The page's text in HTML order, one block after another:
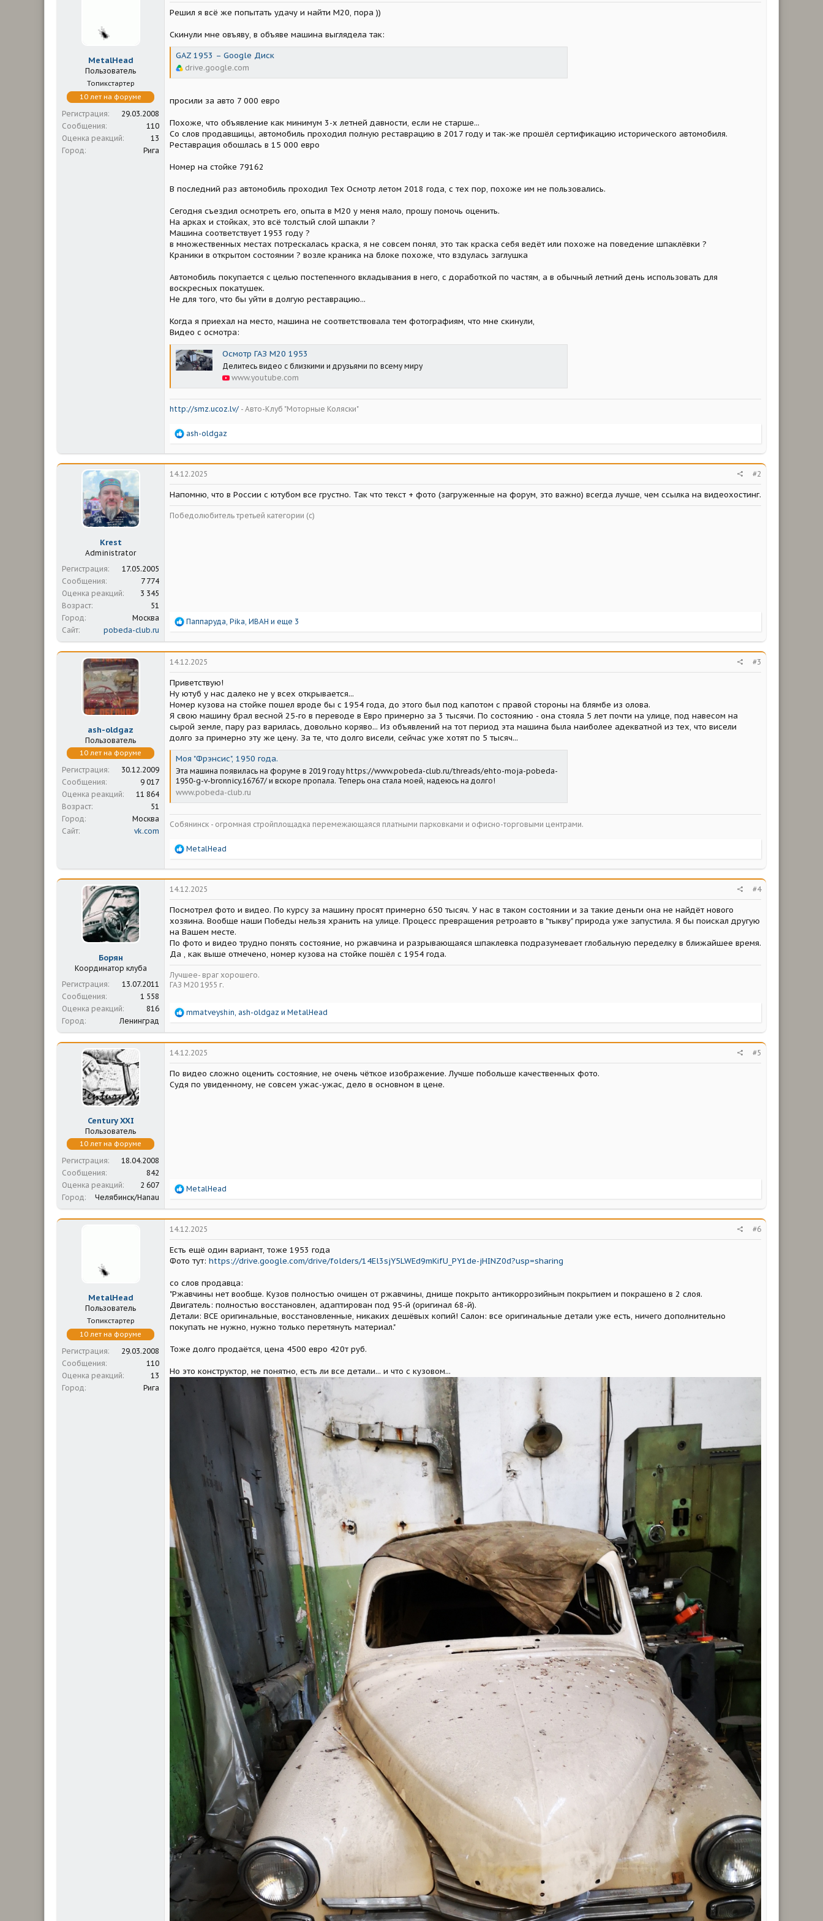
MetalHead
Пользователь
Топикстартер
10 лет на форуме
Регистрация
29.03.2008
Сообщения
110
Оценка реакций
13
Город
Рига
Решил я всё же попытать удачу и найти М20, пора ))
Скинули мне овъяву, в объяве машина выглядела так:
GAZ 1953 – Google Диск
drive.google.com
просили за авто 7 000 евро
Похоже, что объявление как минимум 3-х летней давности, если не старше...
Со слов продавщицы, автомобиль проходил полную реставрацию в 2017 году и так-же прошёл сертификацию исторического автомобиля.
Реставрация обошлась в 15 000 евро
Номер на стойке 79162
В последний раз автомобиль проходил Тех Осмотр летом 2018 года, с тех пор, похоже им не пользовались.
Сегодня съездил осмотреть его, опыта в М20 у меня мало, прошу помочь оценить.
На арках и стойках, это всё толстый слой шпакли ?
Машина соответствует 1953 году ?
в множественных местах потрескалась краска, я не совсем понял, это так краска себя ведёт или похоже на поведение шпаклёвки ?
Краники в открытом состоянии ? возле краника на блоке похоже, что вздулась заглушка
Автомобиль покупается с целью постепенного вкладывания в него, с доработкой по частям, а в обычный летний день использовать для
воскресных покатушек.
Не для того, что бы уйти в долгую реставрацию...
Когда я приехал на место, машина не соответствовала тем фотографиям, что мне скинули,
Видео с осмотра:
Осмотр ГАЗ М20 1953
Делитесь видео с близкими и друзьями по всему миру
www.youtube.com
http://smz.ucoz.lv/ - Авто-Клуб "Моторные Коляски"
Р
а
к
ц
и
и
ash-oldgaz
Krest
Administrator
Регистрация
17.05.2005
Сообщения
7 774
Оценка реакций
3 345
Возраст
51
Город
Москва
Сайт
pobeda-club.ru
14.12.2025 #2
Напомню, что в России с ютубом все грустно. Так что текст + фото (загруженные на форум, это важно) всегда лучше, чем ссылка на видеохостинг.
Победолюбитель третьей категории (с)
Р
а
к
ц
и
Паппаруда Pika ИВАН и еще 3
ash-oldgaz
Пользователь
10 лет на форуме
Регистрация
30.12.2009
Сообщения
9 017
Оценка реакций
11 864
Возраст
51
Город
Москва
Сайт
vk.com
14.12.2025 #3
Приветствую!
Ну ютуб у нас далеко не у всех открывается...
Номер кузова на стойке пошел вроде бы с 1954 года, до этого был под капотом с правой стороны на блямбе из олова.
Я свою машину брал весной 25-го в переводе в Евро примерно за 3 тысячи. По состоянию - она стояла 5 лет почти на улице, под навесом на
сырой земле, пару раз варилась, довольно коряво... Из объявлений на тот период эта машина была наиболее адекватной из тех, что висели
долго за примерно эту же цену. За те, что долго висели, сейчас уже хотят по 5 тысяч...
Моя "Фрэнсис", 1950 года.
Эта машина появилась на форуме в 2019 году https://www.pobeda-club.ru/threads/ehto-moja-pobeda-
1950-g-v-bronnicy.16767/ и вскоре пропала. Теперь она стала моей, надеюсь на долго!
www.pobeda-club.ru
Собянинск - огромная стройплощадка перемежающаяся платными парковками и офисно-торговыми центрами.
Р
а
к
ц
и
и
MetalHead
Борян
Координатор клуба
Регистрация
13.07.2011
Сообщения
1 558
Оценка реакций
816
Город
Ленинград
14.12.2025 #4
Посмотрел фото и видео. По курсу за машину просят примерно 650 тысяч. У нас в таком состоянии и за такие деньги она не найдёт нового
хозяина. Вообще наши Победы нельзя хранить на улице. Процесс превращения ретроавто в "тыкву" природа уже запустила. Я бы поискал другую
на Вашем месте.
По фото и видео трудно понять состояние, но ржавчина и разрывающаяся шпаклевка подразумевает глобальную переделку в ближайшее время.
Да , как выше отмечено, номер кузова на стойке пошёл с 1954 года.
Лучшее- враг хорошего.
ГАЗ М20 1955 г.
Р
а
к
ц
и
mmatveyshin ash-oldgaz и MetalHead
Century XXI
Пользователь
10 лет на форуме
Регистрация
18.04.2008
Сообщения
842
Оценка реакций
2 607
Город
Челябинск/Hanau
14.12.2025 #5
По видео сложно оценить состояние, не очень чёткое изображение. Лучше побольше качественных фото.
Судя по увиденному, не совсем ужас-ужас, дело в основном в цене.
Р
а
к
ц
и
и
MetalHead
MetalHead
Пользователь
Топикстартер
10 лет на форуме
Регистрация
29.03.2008
Сообщения
110
Оценка реакций
13
Город
Рига
14.12.2025 #6
Есть ещё один вариант, тоже 1953 года
Фото тут: https://drive.google.com/drive/folders/14El3sjY5LWEd9mKifU_PY1de-jHINZ0d?usp=sharing
со слов продавца:
"Ржавчины нет вообще. Кузов полностью очищен от ржавчины, днище покрыто антикоррозийным покрытием и покрашено в 2 слоя.
Двигатель: полностью восстановлен, адаптирован под 95-й (оригинал 68-й).
Детали: ВСЕ оригинальные, восстановленные, никаких дешёвых копий! Салон: все оригинальные детали уже есть, ничего дополнительно
покупать не нужно, нужно только перетянуть материал."
Тоже долго продаётся, цена 4500 евро 420т руб.
Но это конструктор, не понятно, есть ли все детали... и что с кузовом...